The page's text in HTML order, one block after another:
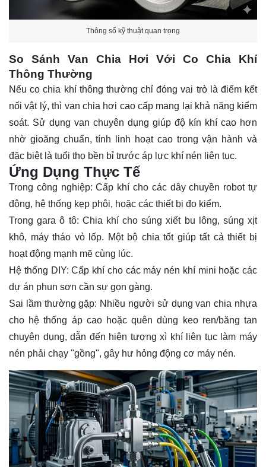
Thông số kỹ thuật quan trọng
So Sánh Van Chia Hơi Với Co Chia Khí
Thông Thường
Nếu co chia khí thông thường chỉ đóng vai trò là điểm kết
nối vật lý, thì van chia hơi cao cấp mang lại khả năng kiểm
soát. Sử dụng van chuyên dụng giúp độ kín khí cao hơn
nhờ gioăng chuẩn, tính linh hoạt cao trong vận hành và
đặc biệt là tuổi thọ bền bỉ trước áp lực khí nén liên tục.
Ứng Dụng Thực Tế
Trong công nghiệp: Cấp khí cho các dây chuyền robot tự
động, hệ thống kẹp phôi, hoặc các thiết bị đo kiểm.
Trong gara ô tô: Chia khí cho súng xiết bu lông, súng xịt
khô, máy tháo vỏ lốp. Một bộ chia tốt giúp tất cả thiết bị
hoạt động mạnh mẽ cùng lúc.
Hệ thống DIY: Cấp khí cho các máy nén khí mini hoặc các
dự án phun sơn cần sự gọn gàng.
Sai lầm thường gặp: Nhiều người sử dụng van chia nhựa
cho hệ thống áp cao hoặc quên dùng keo ren/băng tan
chuyên dụng, dẫn đến hiện tượng xì khí liên tục làm máy
nén phải chạy "gồng", gây hư hỏng động cơ máy nén.